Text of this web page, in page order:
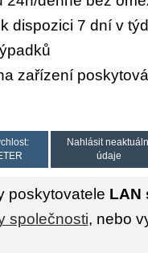
dispozici 7 dní v
zařízení
Nahlásit
údaje
poskytovatele LAN
společnosti, nebo